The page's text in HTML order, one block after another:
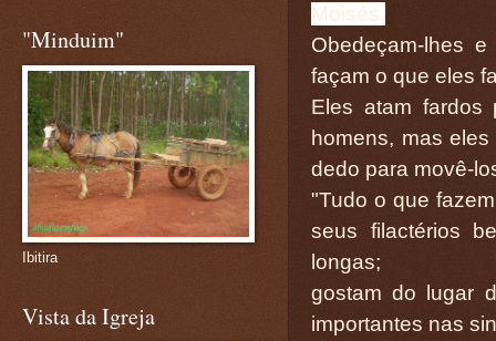
Moisés.
Obedeçam-lhes
façam o que eles
Eles atam
homens, mas
dedo para movê-
"Tudo o que
seus filactérios
longas;
gostam do lugar
importantes nas
"Minduim"
Ibitira
Vista da Igreja